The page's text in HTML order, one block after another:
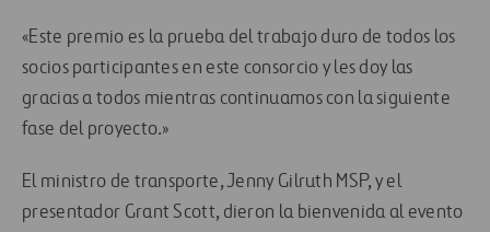
«Este premio es la prueba del trabajo duro de todos los
socios participantes en este consorcio y les doy las
gracias a todos mientras continuamos con la siguiente
fase del proyecto.»
El ministro de transporte, Jenny Gilruth MSP, y el
presentador Grant Scott, dieron la bienvenida al evento